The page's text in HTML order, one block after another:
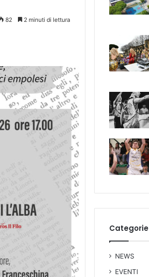
82 2 minuti di lettura
Categorie
NEWS
EVENTI